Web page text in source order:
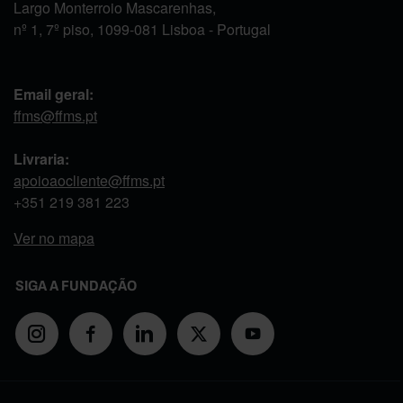
Largo Monterroio Mascarenhas,
nº 1, 7º piso, 1099-081 Lisboa - Portugal
Email geral:
ffms@ffms.pt
Livraria:
apoioaocliente@ffms.pt
+351 219 381 223
Ver no mapa
SIGA A FUNDAÇÃO